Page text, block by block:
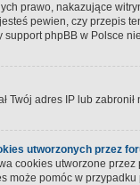
prawo, nakazujące
pewien, czy przepis
phpBB w Polsce
Twój adres IP lub
utworzonych przez
cookies utworzone
może pomóc w